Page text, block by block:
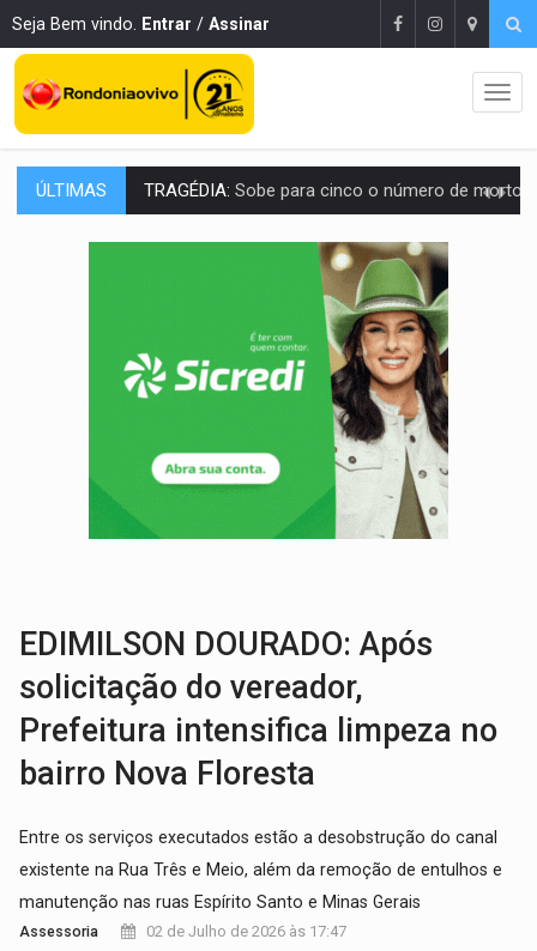
Seja Bem vindo. Entrar / Assinar
ÚLTIMAS TRANSPORTE DE ARROZ:MPF assegura cumprimento da legislação sobre transporte
DEEPFAKE:Sancionada lei contra violência sexual infantil na
Brasil e Rússia discutem energia nuclear, defesa e
Colisão entre caminhão e carro deixa quatro mortos e um em
ENCONTRO:Amazônia Negra ganha projeção nacional com participação de
Porto Velho tem chances de chuvas isoladas nesta
SINDICATOS UNIDOS: Assembleia Geral delibera greve da educação
PROCESSO SELETIVO: Rondoniaovivo abre oficina de Comunicação com
EDIMILSON DOURADO: Após
solicitação do vereador,
Prefeitura intensifica limpeza no
bairro Nova Floresta
Entre os serviços executados estão a desobstrução do canal
existente na Rua Três e Meio, além da remoção de entulhos e
manutenção nas ruas Espírito Santo e Minas Gerais
Assessoria 02 de Julho de 2026 às 17:47